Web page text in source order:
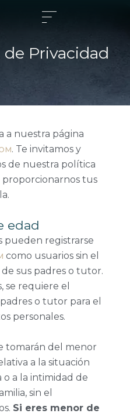
Privacidad
a nuestra página
. Te invitamos y
de nuestra política
proporcionarnos tus
edad
pueden registrarse
como usuarios sin el
sus padres o tutor.
se requiere el
o tutor para el
personales.
tomarán del menor
a la situación
o a la intimidad de
sin el
Si eres menor de